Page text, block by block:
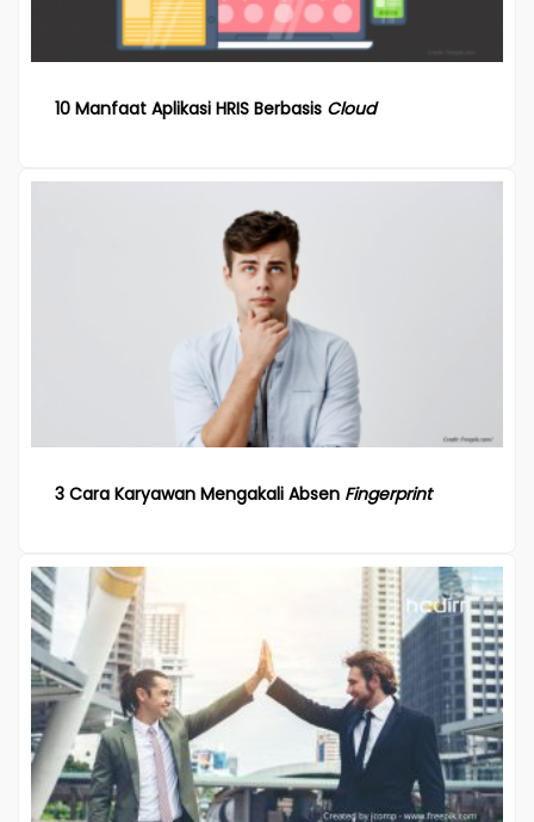
10 Manfaat Aplikasi HRIS Berbasis Cloud
3 Cara Karyawan Mengakali Absen Fingerprint